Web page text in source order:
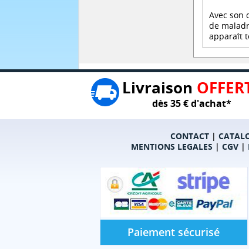
Avec son
de
apparaît
Livraison
dès 35 € d'achat*
CONTACT|
MENTIONS LEGALES | CGV|
Paiement sécurisé